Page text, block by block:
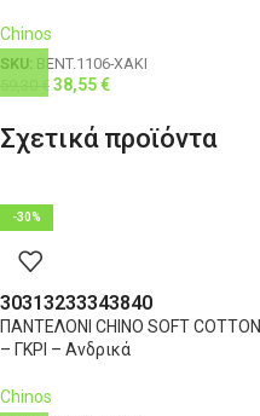
Chinos
SKU: BENT.1106-ΧΑΚΙ
€ 38,55€
Σχετικά προϊόντα
-30%
30313233343840
ΠΑΝΤΕΛΟΝΙ CHINO SOFT COTTON
– ΓΚΡΙ – Ανδρικά
Chinos